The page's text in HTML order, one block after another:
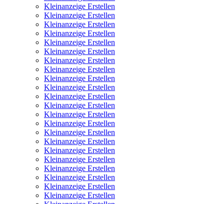
Kleinanzeige Erstellen
Kleinanzeige Erstellen
Kleinanzeige Erstellen
Kleinanzeige Erstellen
Kleinanzeige Erstellen
Kleinanzeige Erstellen
Kleinanzeige Erstellen
Kleinanzeige Erstellen
Kleinanzeige Erstellen
Kleinanzeige Erstellen
Kleinanzeige Erstellen
Kleinanzeige Erstellen
Kleinanzeige Erstellen
Kleinanzeige Erstellen
Kleinanzeige Erstellen
Kleinanzeige Erstellen
Kleinanzeige Erstellen
Kleinanzeige Erstellen
Kleinanzeige Erstellen
Kleinanzeige Erstellen
Kleinanzeige Erstellen
Kleinanzeige Erstellen